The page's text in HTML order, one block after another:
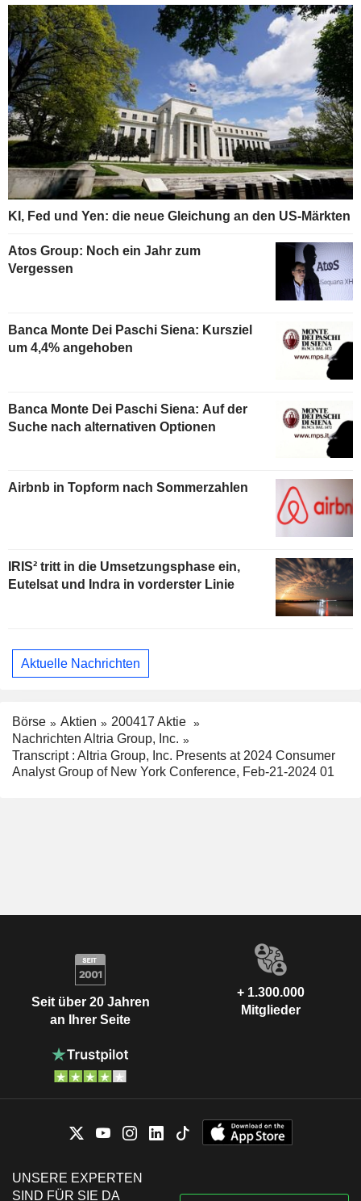
KI, Fed und Yen: die neue Gleichung an den US-Märkten
Atos Group: Noch ein Jahr zum
Vergessen
Banca Monte Dei Paschi Siena: Kursziel
um 4,4% angehoben
Banca Monte Dei Paschi Siena: Auf der
Suche nach alternativen Optionen
Airbnb in Topform nach Sommerzahlen
IRIS² tritt in die Umsetzungsphase ein,
Eutelsat und Indra in vorderster Linie
Aktuelle Nachrichten
Börse Aktien
200417 Aktie
Nachrichten Altria Group, Inc.
Transcript : Altria Group, Inc. Presents at 2024 Consumer
Analyst Group of New York Conference, Feb-21-2024 01
Seit über 20 Jahren
an Ihrer Seite
+ 1.300.000
Mitglieder
UNSERE EXPERTEN
SIND FÜR SIE DA